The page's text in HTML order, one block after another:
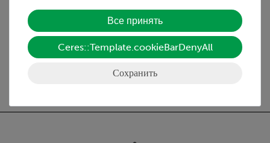
Медиа / Загрузки
Бесплатная доставка от 300,- €
Все принять
Ceres::Template.cookieBarDenyAll
Сохранить